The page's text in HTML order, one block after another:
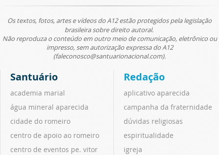
Os textos, fotos, artes e vídeos do A12 estão protegidos pela legislação
brasileira sobre direito autoral.
Não reproduza o conteúdo em outro meio de comunicação, eletrônico ou
impresso, sem autorização expressa do A12
(faleconosco@santuarionacional.com).
Santuário
academia marial
água mineral aparecida
cidade do romeiro
centro de apoio ao romeiro
centro de eventos pe. vitor
Redação
aplicativo aparecida
campanha da fraternidade
dúvidas religiosas
espiritualidade
igreja